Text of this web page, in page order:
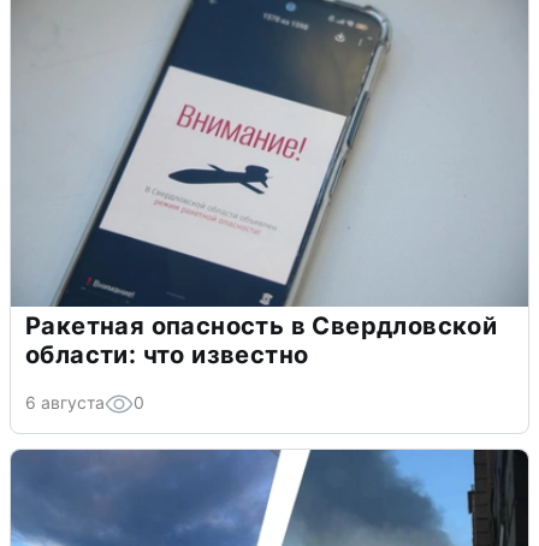
Ракетная опасность в Свердловской
области: что известно
6 августа 0